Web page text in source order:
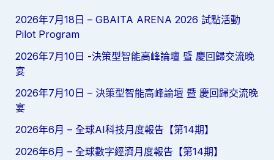
2026年7月18日 – GBAITA ARENA 2026 試點活動
Pilot Program
2026年7月10日 -決策型智能高峰論壇 暨 慶回歸交流晚
宴
2026年7月10日 – 決策型智能高峰論壇 暨 慶回歸交流晚
宴
2026年6月 – 全球AI科技月度報告【第14期】
2026年6月 – 全球數字經濟月度報告【第14期】